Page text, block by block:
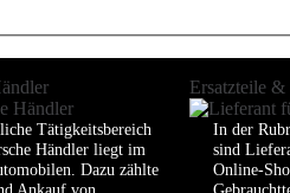
Tätigkeitsbereich
Händler liegt im
Dazu zählte
Ankauf von
Ersatzteile
In der
sind
Online-